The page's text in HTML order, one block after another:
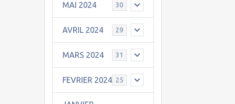
MAI 2024 30
AVRIL 2024 29
MARS 2024 31
FEVRIER 2024 25